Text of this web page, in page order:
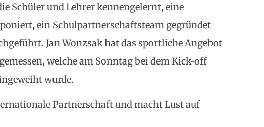
Schüler und Lehrer kennengelernt, eine
ein Schulpartnerschaftsteam gegründet
Jan Wonzsak hat das sportliche Angebot
welche am Sonntag bei dem Kick-off
wurde.
Partnerschaft und macht Lust auf